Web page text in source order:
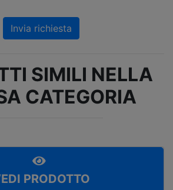
Invia richiesta
SIMILI NELLA
CATEGORIA
PRODOTTO